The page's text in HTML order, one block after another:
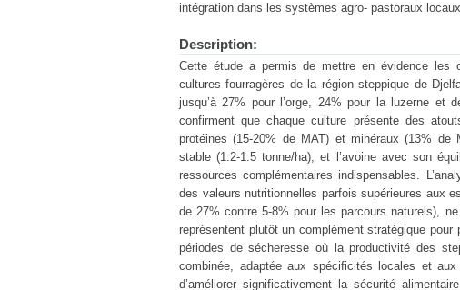
intégration dans les systèmes agro- pastoraux
Description:
Cette étude a permis de mettre en évidence les
cultures fourragères de la région steppique de
jusqu’à 27% pour l’orge, 24% pour la luzerne et
confirment que chaque culture présente des
protéines (15-20% de MAT) et minéraux (13% de
stable (1.2-1.5 tonne/ha), et l’avoine avec son
ressources complémentaires indispensables.
des valeurs nutritionnelles parfois supérieures aux
de 27% contre 5-8% pour les parcours naturels),
représentent plutôt un complément stratégique
périodes de sécheresse où la productivité des
combinée, adaptée aux spécificités locales et
d’améliorer significativement la sécurité